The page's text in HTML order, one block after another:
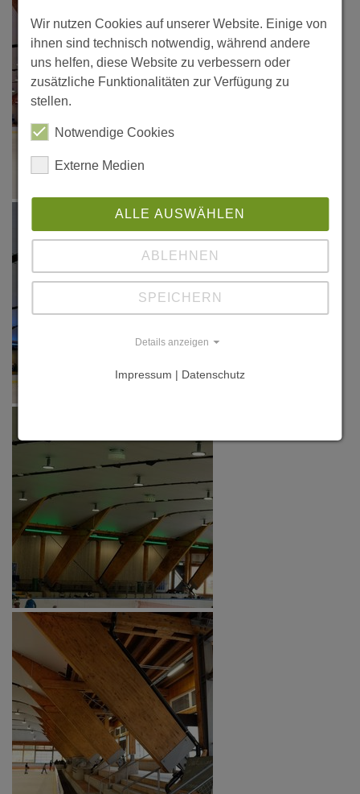
Wir nutzen Cookies auf unserer Website. Einige von
ihnen sind technisch notwendig, während andere
uns helfen, diese Website zu verbessern oder
zusätzliche Funktionalitäten zur Verfügung zu
stellen.
Notwendige Cookies
Externe Medien
ALLE AUSWÄHLEN
ABLEHNEN
SPEICHERN
Details anzeigen
Impressum | Datenschutz